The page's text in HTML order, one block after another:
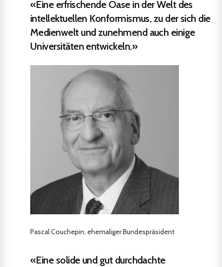
«Eine erfrischende Oase in der Welt des
intellektuellen Konformismus, zu der sich die
Medienwelt und zunehmend auch einige
Universitäten entwickeln.»
Pascal Couchepin, ehemaliger Bundespräsident
«Eine solide und gut durchdachte